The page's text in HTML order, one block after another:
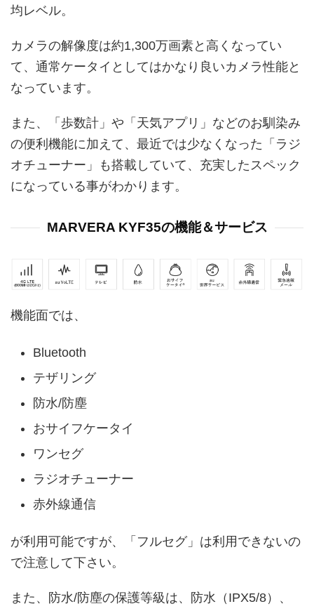
均レベル。
カメラの解像度は約1,300万画素と高くなってい
て、通常ケータイとしてはかなり良いカメラ性能と
なっています。
また、「歩数計」や「天気アプリ」などのお馴染み
の便利機能に加えて、最近では少なくなった「ラジ
オチューナー」も搭載していて、充実したスペック
になっている事がわかります。
MARVERA KYF35の機能＆サービス
機能面では、
Bluetooth
テザリング
防水/防塵
おサイフケータイ
ワンセグ
ラジオチューナー
赤外線通信
が利用可能ですが、「フルセグ」は利用できないの
で注意して下さい。
また、防水/防塵の保護等級は、防水（IPX5/8）、